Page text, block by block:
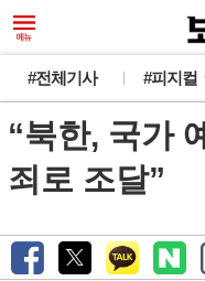
#전체기사 #피지컬
“북한, 국가
죄로 조달”